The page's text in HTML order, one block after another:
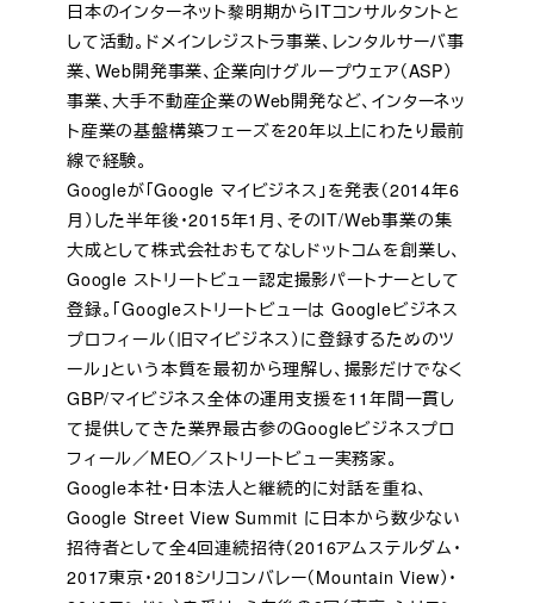
日本のインターネット黎明期からITコンサルタントと
して活動。ドメインレジストラ事業、レンタルサーバ事
業、Web開発事業、企業向けグループウェア（ASP）
事業、大手不動産企業のWeb開発など、インターネッ
ト産業の基盤構築フェーズを20年以上にわたり最前
線で経験。
Googleが「Google マイビジネス」を発表（2014年6
月）した半年後・2015年1月、そのIT/Web事業の集
大成として株式会社おもてなしドットコムを創業し、
Google ストリートビュー認定撮影パートナーとして
登録。「Googleストリートビューは Googleビジネス
プロフィール（旧マイビジネス）に登録するためのツ
ール」という本質を最初から理解し、撮影だけでなく
GBP/マイビジネス全体の運用支援を11年間一貫し
て提供してきた業界最古参のGoogleビジネスプロ
フィール／MEO／ストリートビュー実務家。
Google本社・日本法人と継続的に対話を重ね、
Google Street View Summit に日本から数少ない
招待者として全4回連続招待（2016アムステルダム・
2017東京・2018シリコンバレー（Mountain View）・